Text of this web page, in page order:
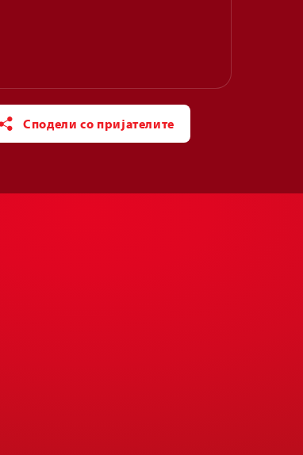
Сподели со пријателите